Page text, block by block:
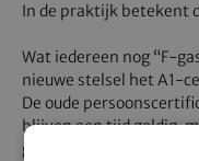
In de praktijk betekent
Wat iedereen nog
nieuwe stelsel het A1-
De oude
blijven een tijd geldig,
gezien. De